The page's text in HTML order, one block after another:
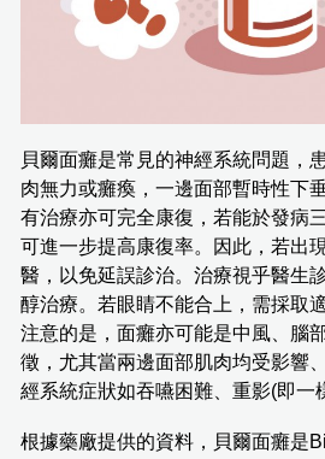
貝爾面癱是常見的神經系統問題，
肉無力或癱瘓，一邊面部暫時性下
有治療亦可完全康復，若能於發病
可進一步提高康復率。因此，若出
醫，以免延誤診治。治療視乎醫生
醇治療。若眼睛不能合上，需採取
注意的是，面癱亦可能是中風、腦
徵，尤其當兩邊面部肌肉均受影響
經系統症狀如吞嚥困難、重影(即一
根據藥廠提供的資料，貝爾面癱是